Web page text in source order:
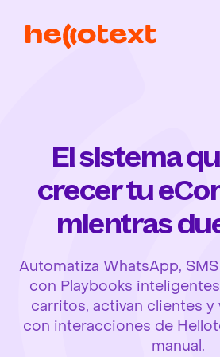
El sistema
crecer tu
mientras
Automatiza WhatsApp,
con Playbooks
carritos, activan clientes y
con interacciones de
manual.